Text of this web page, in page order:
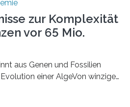
zur Komplexität
vor 65 Mio.
aus Genen und Fossilien
einer AlgeVon winzigen
den komplexesten